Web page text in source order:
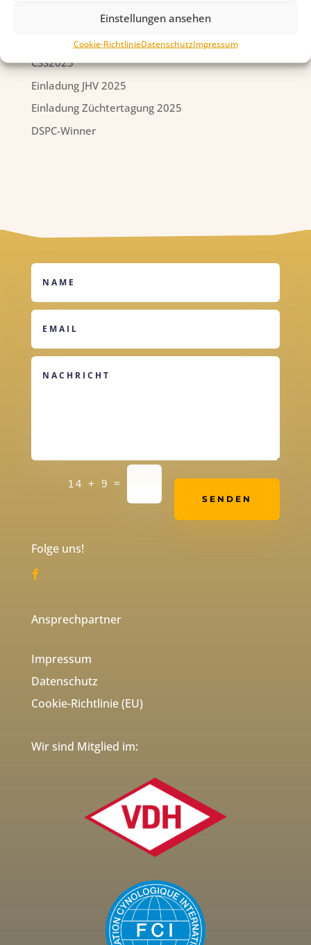
Einstellungen ansehen
Cookie-RichtlinieDatenschutzImpressum
Neueste Beiträge
Frohe Weihnachten!
CSS2025
Einladung JHV 2025
Einladung Züchtertagung 2025
DSPC-Winner
14 + 9 =
SENDEN
Alternative:
Folge uns!
Ansprechpartner
Impressum
Datenschutz
Cookie-Richtlinie (EU)
Wir sind Mitglied im: